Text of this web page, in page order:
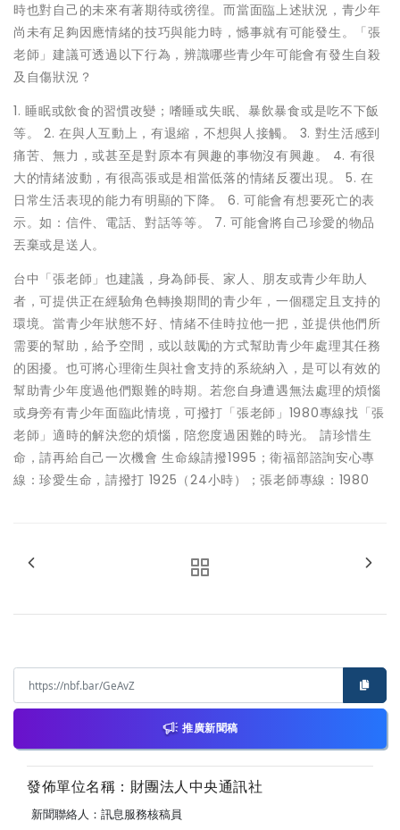
時也對自己的未來有著期待或徬徨。而當面臨上述狀況，青少年
尚未有足夠因應情緒的技巧與能力時，憾事就有可能發生。「張
老師」建議可透過以下行為，辨識哪些青少年可能會有發生自殺
及自傷狀況？
1. 睡眠或飲食的習慣改變；嗜睡或失眠、暴飲暴食或是吃不下飯
等。 2. 在與人互動上，有退縮，不想與人接觸。 3. 對生活感到
痛苦、無力，或甚至是對原本有興趣的事物沒有興趣。 4. 有很
大的情緒波動，有很高張或是相當低落的情緒反覆出現。 5. 在
日常生活表現的能力有明顯的下降。 6. 可能會有想要死亡的表
示。如：信件、電話、對話等等。 7. 可能會將自己珍愛的物品
丟棄或是送人。
台中「張老師」也建議，身為師長、家人、朋友或青少年助人
者，可提供正在經驗角色轉換期間的青少年，一個穩定且支持的
環境。當青少年狀態不好、情緒不佳時拉他一把，並提供他們所
需要的幫助，給予空間，或以鼓勵的方式幫助青少年處理其任務
的困擾。也可將心理衛生與社會支持的系統納入，是可以有效的
幫助青少年度過他們艱難的時期。若您自身遭遇無法處理的煩惱
或身旁有青少年面臨此情境，可撥打「張老師」1980專線找「張
老師」適時的解決您的煩惱，陪您度過困難的時光。 請珍惜生
命，請再給自己一次機會 生命線請撥1995；衛福部諮詢安心專
線：珍愛生命，請撥打 1925（24小時）；張老師專線：1980
推廣新聞稿
發佈單位名稱：財團法人中央通訊社
新聞聯絡人：訊息服務核稿員